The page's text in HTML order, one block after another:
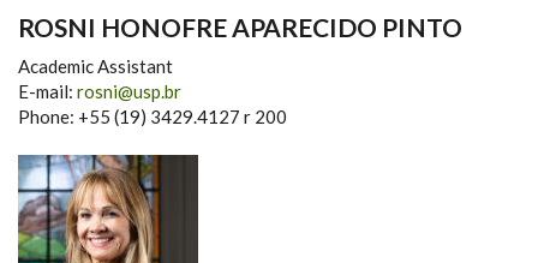
ROSNI HONOFRE APARECIDO PINTO
Academic Assistant
E-mail: rosni@usp.br
Phone: +55 (19) 3429.4127 r 200